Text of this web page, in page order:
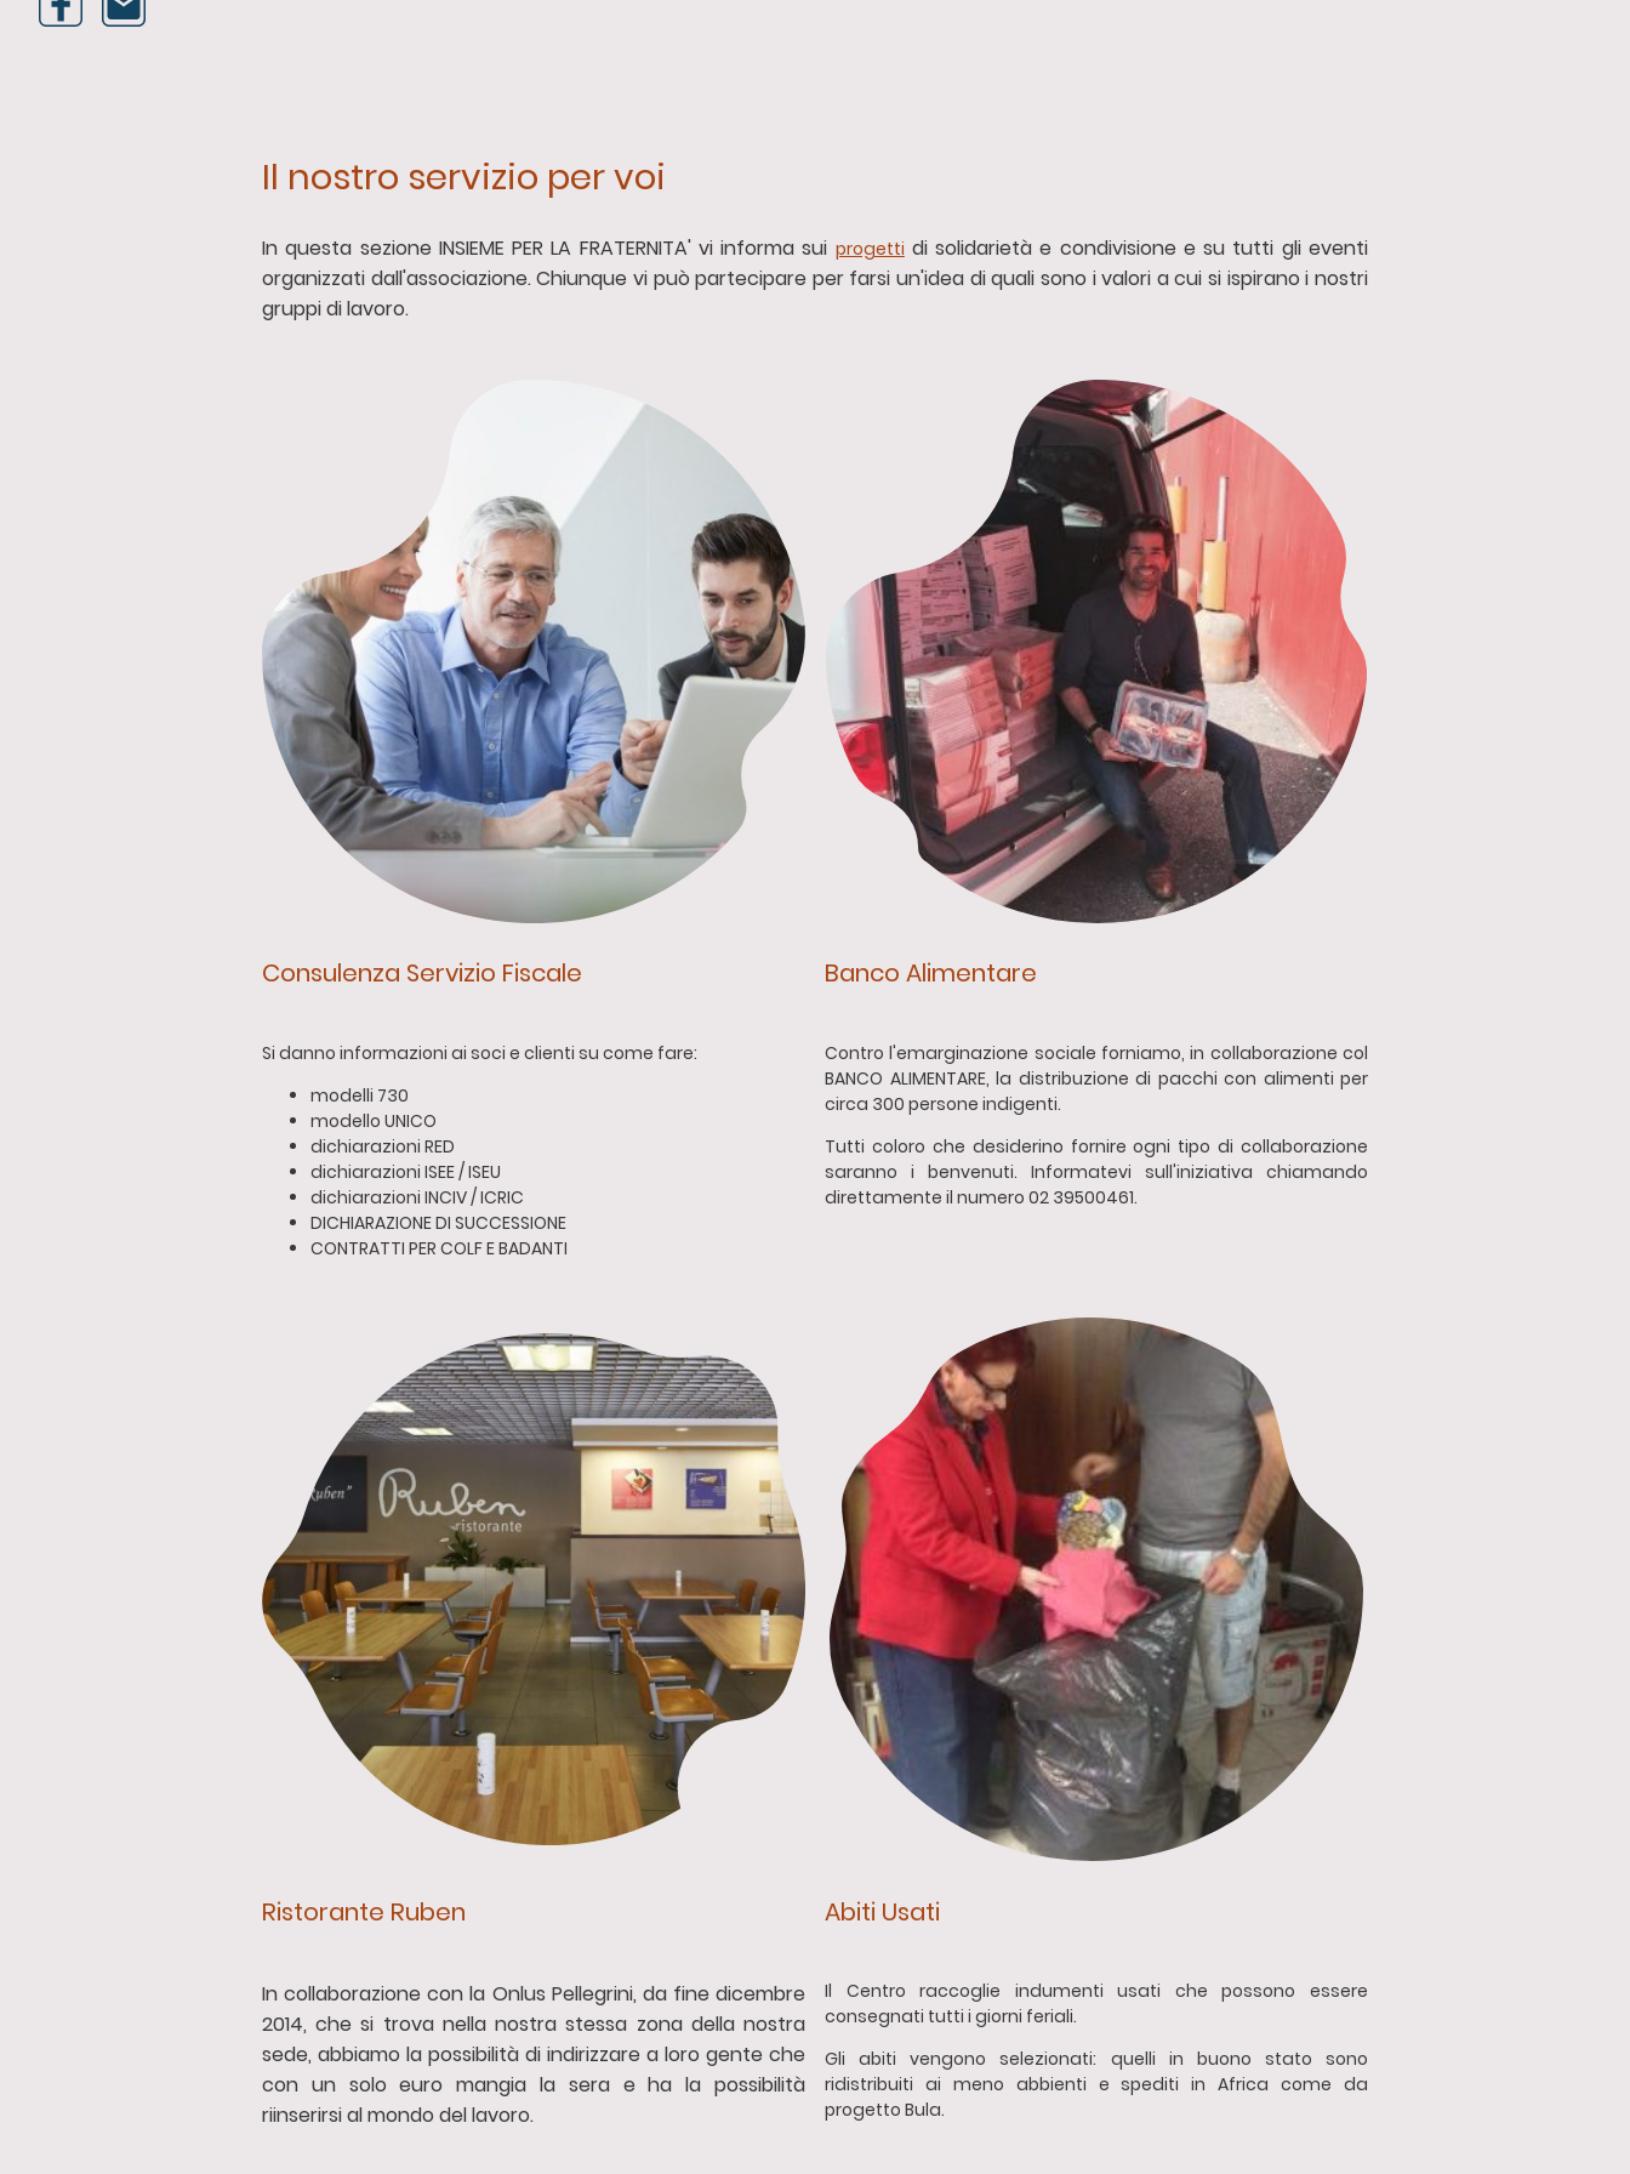
Il nostro servizio per voi
In questa sezione INSIEME PER LA FRATERNITA' vi informa sui progetti di solidarietà e condivisione e su tutti gli eventi
organizzati dall'associazione. Chiunque vi può partecipare per farsi un'idea di quali sono i valori a cui si ispirano i nostri
gruppi di lavoro.
Consulenza Servizio Fiscale
Si danno informazioni ai soci e clienti su come fare:
modelli 730
modello UNICO
dichiarazioni RED
dichiarazioni ISEE / ISEU
dichiarazioni INCIV / ICRIC
DICHIARAZIONE DI SUCCESSIONE
CONTRATTI PER COLF E BADANTI
Banco Alimentare
Contro l'emarginazione sociale forniamo, in collaborazione col
BANCO ALIMENTARE, la distribuzione di pacchi con alimenti per
circa 300 persone indigenti.
Tutti coloro che desiderino fornire ogni tipo di collaborazione
saranno i benvenuti. Informatevi sull'iniziativa chiamando
direttamente il numero 02 39500461.
Ristorante Ruben
In collaborazione con la Onlus Pellegrini, da fine dicembre
2014, che si trova nella nostra stessa zona della nostra
sede, abbiamo la possibilità di indirizzare a loro gente che
con un solo euro mangia la sera e ha la possibilità
riinserirsi al mondo del lavoro.
Abiti Usati
Il Centro raccoglie indumenti usati che possono essere
consegnati tutti i giorni feriali.
Gli abiti vengono selezionati: quelli in buono stato sono
ridistribuiti ai meno abbienti e spediti in Africa come da
progetto Bula.